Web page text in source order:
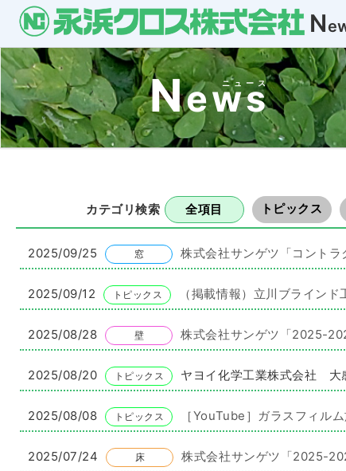
N
News
ニュース
カテゴリ検索 全項目 トピックス
2025/09/25 窓 株式会社サンゲツ「コント
2025/09/12 トピックス （掲載情報）立川ブライン
2025/08/28 壁 株式会社サンゲツ「2025-
2025/08/20 トピックス ヤヨイ化学工業株式会社 大
2025/08/08 トピックス ［YouTube］ガラスフィル
2025/07/24 床 株式会社サンゲツ「2025-